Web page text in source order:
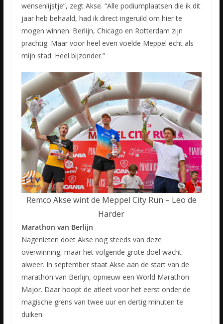
wensenlijstje”, zegt Akse. “Alle podiumplaatsen die ik dit
jaar heb behaald, had ik direct ingeruild om hier te
mogen winnen. Berlijn, Chicago en Rotterdam zijn
prachtig. Maar voor heel even voelde Meppel echt als
mijn stad. Heel bijzonder.”
Remco Akse wint de Meppel City Run – Leo de
Harder
Marathon van Berlijn
Nagenieten doet Akse nog steeds van deze
overwinning, maar het volgende grote doel wacht
alweer. In september staat Akse aan de start van de
marathon van Berlijn, opnieuw een World Marathon
Major. Daar hoopt de atleet voor het eerst onder de
magische grens van twee uur en dertig minuten te
duiken.